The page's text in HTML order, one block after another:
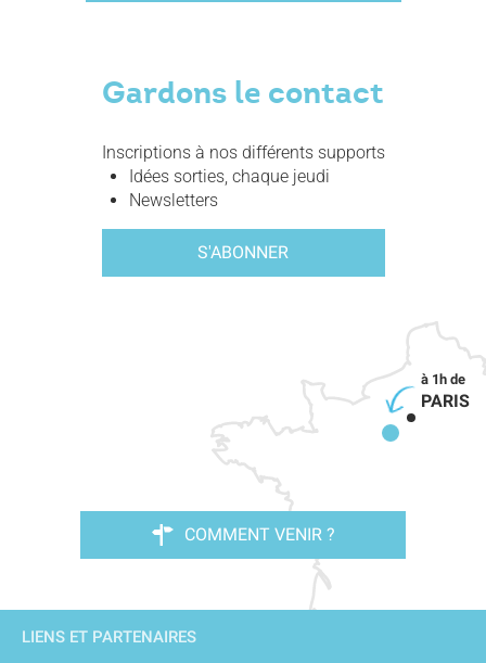
Gardons le contact
Inscriptions à nos différents supports
Idées sorties, chaque jeudi
Newsletters
S'ABONNER
PARIS
COMMENT VENIR ?
LIENS ET PARTENAIRES